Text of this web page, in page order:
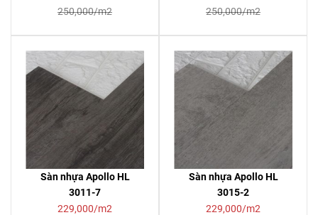
250,000/m2
250,000/m2
Sàn nhựa Apollo HL
3011-7
229,000/m2
Sàn nhựa Apollo HL
3015-2
229,000/m2